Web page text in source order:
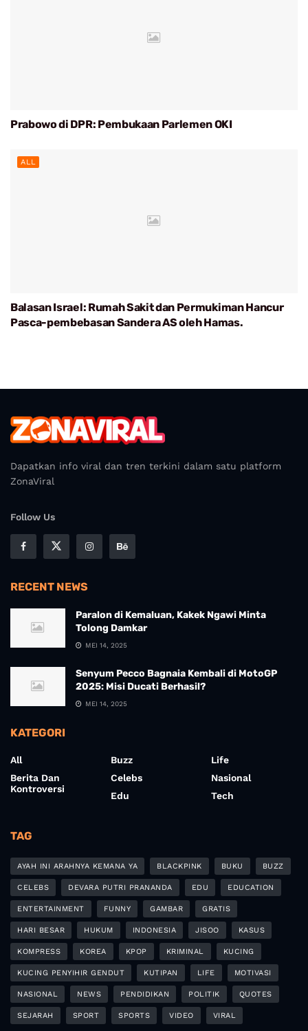
Prabowo di DPR: Pembukaan Parlemen OKI
ALL
Balasan Israel: Rumah Sakit dan Permukiman Hancur
Pasca-pembebasan Sandera AS oleh Hamas.
Dapatkan info viral dan tren terkini dalam satu platform
ZonaViral
Follow Us
RECENT NEWS
Paralon di Kemaluan, Kakek Ngawi Minta
Tolong Damkar
MEI 14, 2025
Senyum Pecco Bagnaia Kembali di MotoGP
2025: Misi Ducati Berhasil?
MEI 14, 2025
KATEGORI
All
Berita Dan
Kontroversi
Buzz
Celebs
Edu
Life
Nasional
Tech
TAG
AYAH INI ARAHNYA KEMANA YA BLACKPINK BUKU BUZZ
CELEBS DEVARA PUTRI PRANANDA EDU EDUCATION
ENTERTAINMENT FUNNY GAMBAR GRATIS
HARI BESAR HUKUM INDONESIA JISOO KASUS
KOMPRESS KOREA KPOP KRIMINAL KUCING
KUCING PENYIHIR GENDUT KUTIPAN LIFE MOTIVASI
NASIONAL NEWS PENDIDIKAN POLITIK QUOTES
SEJARAH SPORT SPORTS VIDEO VIRAL